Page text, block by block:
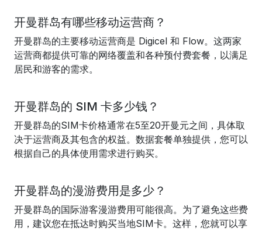
开曼群岛有哪些移动运营商？
开曼群岛的主要移动运营商是 Digicel 和 Flow。这两家
运营商都提供可靠的网络覆盖和各种预付费套餐，以满足
居民和游客的需求。
开曼群岛的 SIM 卡多少钱？
开曼群岛的SIM卡价格通常在5至20开曼元之间，具体取
决于运营商及其包含的权益。数据套餐单独提供，您可以
根据自己的具体使用需求进行购买。
开曼群岛的漫游费用是多少？
开曼群岛的国际游客漫游费用可能很高。为了避免这些费
用，建议您在抵达时购买当地SIM卡。这样，您就可以享